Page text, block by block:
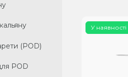
(POD)
POD
(POD)
POD
У наявності